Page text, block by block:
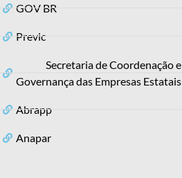
GOV BR
Previc
Secretaria de Coordenação e
Governança das Empresas Estatais
Abrapp
Anapar